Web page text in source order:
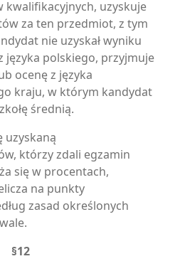
kwalifikacyjnych, uzyskuje
za ten przedmiot, z tym
nie uzyskał wyniku
języka polskiego, przyjmuje
ocenę z języka
kraju, w którym kandydat
średnią.
uzyskaną
którzy zdali egzamin
się w procentach,
na punkty
zasad określonych
§12